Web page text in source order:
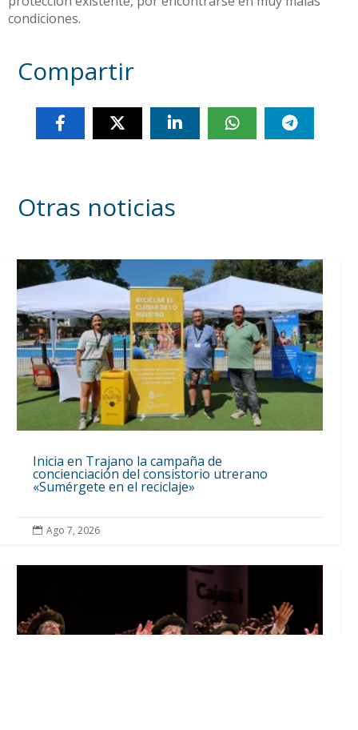
condiciones.
Compartir
Otras noticias
Inicia en Trajano la campaña de
concienciación del consistorio utrerano
«Sumérgete en el reciclaje»
 Ago 7, 2026